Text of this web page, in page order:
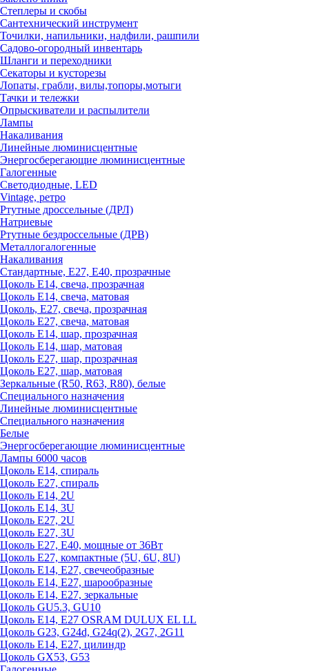
Степлеры и скобы
Сантехнический инструмент
Точилки, напильники, надфили, рашпили
Садово-огородный инвентарь
Шланги и переходники
Секаторы и кусторезы
Лопаты, грабли, вилы,топоры,мотыги
Тачки и тележки
Опрыскиватели и распылители
Лампы
Накаливания
Линейные люминисцентные
Энергосберегающие люминисцентные
Галогенные
Светодиодные, LED
Vintage, ретро
Ртутные дроссельные (ДРЛ)
Натриевые
Ртутные бездроссельные (ДРВ)
Металлогалогенные
Накаливания
Стандартные, Е27, Е40, прозрачные
Цоколь Е14, свеча, прозрачная
Цоколь Е14, свеча, матовая
Цоколь, Е27, свеча, прозрачная
Цоколь Е27, свеча, матовая
Цоколь Е14, шар, прозрачная
Цоколь Е14, шар, матовая
Цоколь Е27, шар, прозрачная
Цоколь Е27, шар, матовая
Зеркальные (R50, R63, R80), белые
Специального назначения
Линейные люминисцентные
Специального назначения
Белые
Энергосберегающие люминисцентные
Лампы 6000 часов
Цоколь Е14, спираль
Цоколь Е27, спираль
Цоколь Е14, 2U
Цоколь Е14, 3U
Цоколь Е27, 2U
Цоколь Е27, 3U
Цоколь Е27, Е40, мощные от 36Вт
Цоколь Е27, компактные (5U, 6U, 8U)
Цоколь Е14, Е27, свечеобразные
Цоколь Е14, Е27, шарообразные
Цоколь Е14, Е27, зеркальные
Цоколь GU5.3, GU10
Цоколь Е14, Е27 OSRAM DULUX EL LL
Цоколь G23, G24d, G24q(2), 2G7, 2G11
Цоколь Е14, Е27, цилиндр
Цоколь GX53, G53